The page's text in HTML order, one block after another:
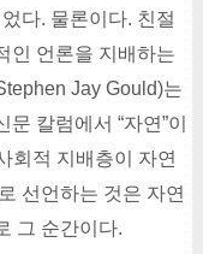
다. 물론이다. 친절
인 언론을 지배하는
Jay Gould)는
칼럼에서 “자연”이
회적 지배층이 자연
선언하는 것은 자연
그 순간이다.